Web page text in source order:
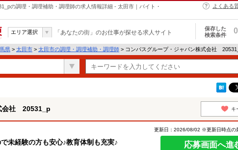
の調理・調理補助・調理師の求人情報詳細 - 太田市｜バイト・
よくある
エリア選択 「あなたの街」のお仕事が探せる求人サイト
保存した
検索条件
0
県 > 太田市 > 太田市の調理・調理補助・調理師 > コンパスグループ・ジャパン株式会社
会社 20531_p キ
未経験の方も安心♪教育体制も充実♪
更新日：2026/08/02 ※更新日時点の
応募画面へ進